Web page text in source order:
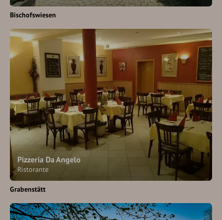
Bischofswiesen
Pizzeria Da Angelo
Ristorante
Grabenstätt